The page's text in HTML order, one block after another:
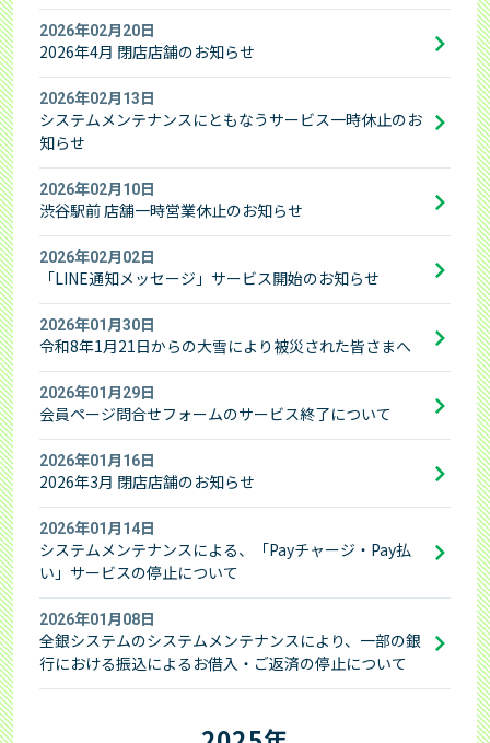
2026年02月20日
2026年4月 閉店店舗のお知らせ
2026年02月13日
システムメンテナンスにともなうサービス一時休止のお
知らせ
2026年02月10日
渋谷駅前 店舗一時営業休止のお知らせ
2026年02月02日
「LINE通知メッセージ」サービス開始のお知らせ
2026年01月30日
令和8年1月21日からの大雪により被災された皆さまへ
2026年01月29日
会員ページ問合せフォームのサービス終了について
2026年01月16日
2026年3月 閉店店舗のお知らせ
2026年01月14日
システムメンテナンスによる、「Payチャージ・Pay払
い」サービスの停止について
2026年01月08日
全銀システムのシステムメンテナンスにより、一部の銀
行における振込によるお借入・ご返済の停止について